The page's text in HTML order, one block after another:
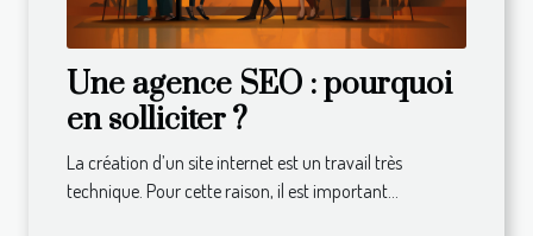
Une agence SEO : pourquoi
en solliciter ?
La création d’un site internet est un travail très
technique. Pour cette raison, il est important...